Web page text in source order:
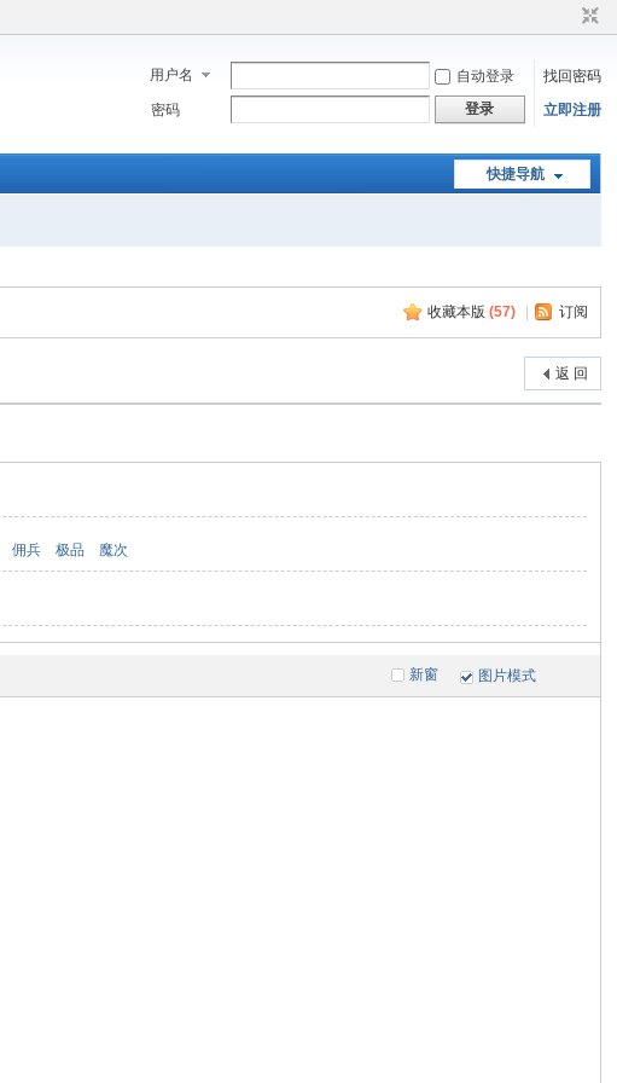
用户名 自动登录
找回密码
密码
登录 立即注册
快捷导航
收藏本版 (57) 订阅
返 回
佣兵 极品 魔次
新窗 图片模式